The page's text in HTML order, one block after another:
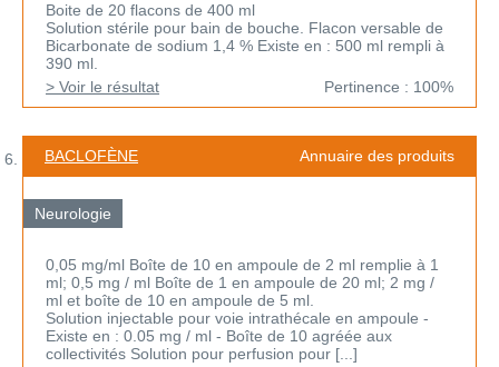
Boite de 20 flacons de 400 ml
Solution stérile pour bain de bouche. Flacon versable de
Bicarbonate de sodium 1,4 % Existe en : 500 ml rempli à
390 ml.
> Voir le résultat
Pertinence : 100%
BACLOFÈNE Annuaire des produits
Neurologie
0,05 mg/ml Boîte de 10 en ampoule de 2 ml remplie à 1
ml; 0,5 mg / ml Boîte de 1 en ampoule de 20 ml; 2 mg /
ml et boîte de 10 en ampoule de 5 ml.
Solution injectable pour voie intrathécale en ampoule -
Existe en : 0.05 mg / ml - Boîte de 10 agréée aux
collectivités Solution pour perfusion pour [...]